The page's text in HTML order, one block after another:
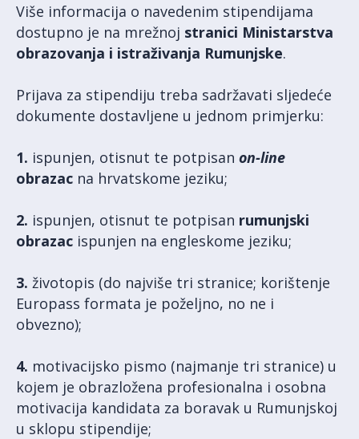
Više informacija o navedenim stipendijama
dostupno je na mrežnoj stranici Ministarstva
obrazovanja i istraživanja Rumunjske.
Prijava za stipendiju treba sadržavati sljedeće
dokumente dostavljene u jednom primjerku:
1. ispunjen, otisnut te potpisan on-line
obrazac na hrvatskome jeziku;
2. ispunjen, otisnut te potpisan rumunjski
obrazac ispunjen na engleskome jeziku;
3. životopis (do najviše tri stranice; korištenje
Europass formata je poželjno, no ne i
obvezno);
4. motivacijsko pismo (najmanje tri stranice) u
kojem je obrazložena profesionalna i osobna
motivacija kandidata za boravak u Rumunjskoj
u sklopu stipendije;